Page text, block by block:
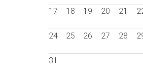
17 18 19 20 21
24 25 26 27 28
31